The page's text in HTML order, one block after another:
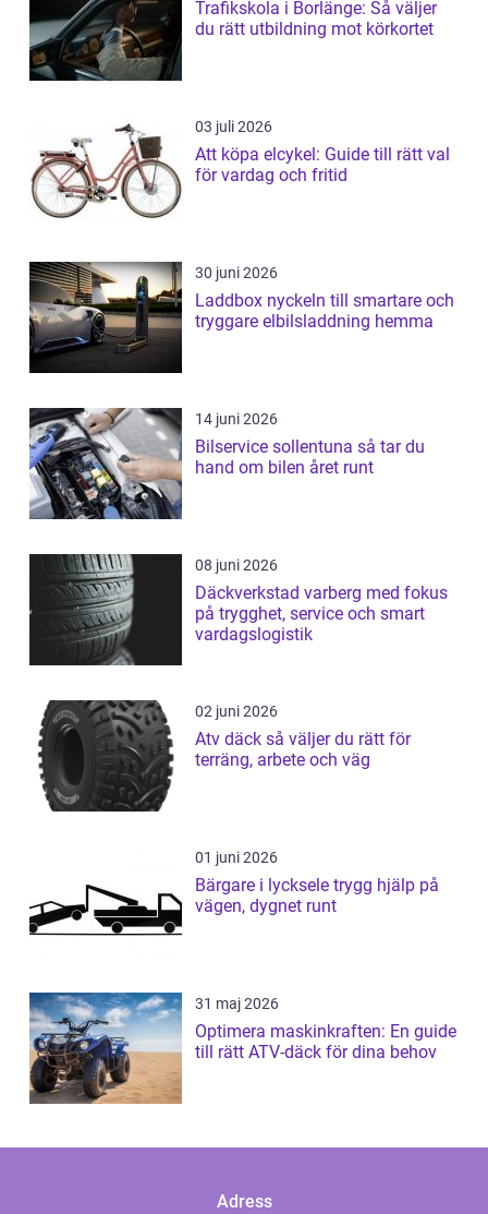
Trafikskola i Borlänge: Så väljer
du rätt utbildning mot körkortet
03 juli 2026
Att köpa elcykel: Guide till rätt val
för vardag och fritid
30 juni 2026
Laddbox nyckeln till smartare och
tryggare elbilsladdning hemma
14 juni 2026
Bilservice sollentuna så tar du
hand om bilen året runt
08 juni 2026
Däckverkstad varberg med fokus
på trygghet, service och smart
vardagslogistik
02 juni 2026
Atv däck så väljer du rätt för
terräng, arbete och väg
01 juni 2026
Bärgare i lycksele trygg hjälp på
vägen, dygnet runt
31 maj 2026
Optimera maskinkraften: En guide
till rätt ATV-däck för dina behov
Adress